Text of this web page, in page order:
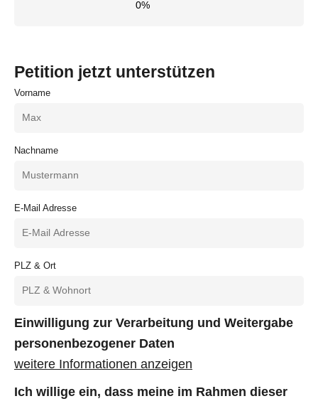
0%
Petition jetzt unterstützen
Vorname
Nachname
E-Mail Adresse
PLZ & Ort
Einwilligung zur Verarbeitung und Weitergabe
personenbezogener Daten
weitere Informationen anzeigen
Ich willige ein, dass meine im Rahmen dieser